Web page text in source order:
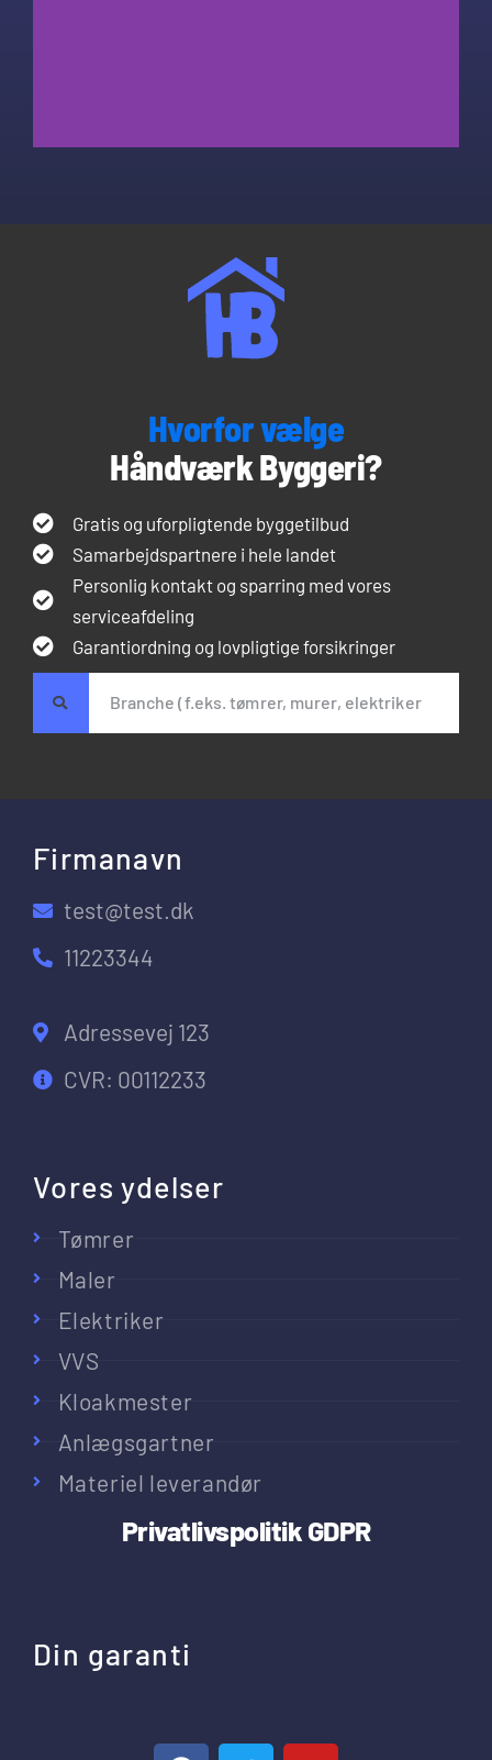
Hvorfor vælge
Håndværk Byggeri?
Gratis og uforpligtende byggetilbud
Samarbejdspartnere i hele landet
Personlig kontakt og sparring med vores
serviceafdeling
Garantiordning og lovpligtige forsikringer
Firmanavn
test@test.dk
11223344
Adressevej 123
CVR: 00112233
Vores ydelser
Tømrer
Maler
Elektriker
VVS
Kloakmester
Anlægsgartner
Materiel leverandør
Privatlivspolitik GDPR
Din garanti